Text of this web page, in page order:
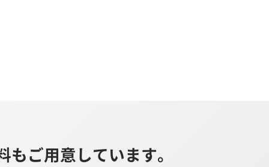
もご用意しています。